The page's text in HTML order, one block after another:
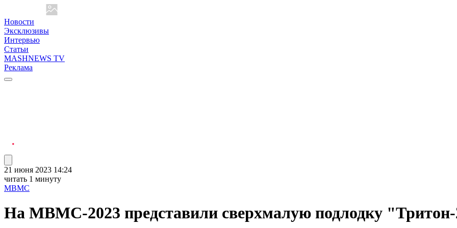
Новости
Эксклюзивы
Интервью
Статьи
MASHNEWS TV
Реклама
21 июня 2023 14:24
читать 1 минуту
МВМС
На МВМС-2023 представили сверхмалую подлодку